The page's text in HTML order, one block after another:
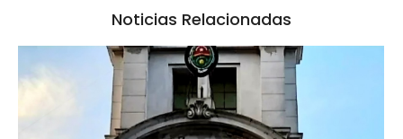
Noticias Relacionadas